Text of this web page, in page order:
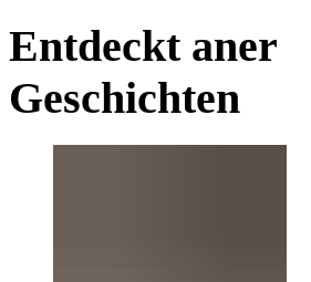
Entdeckt aner
Geschichten